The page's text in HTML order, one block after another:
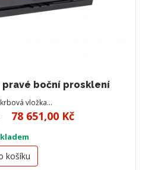
pravé boční prosklení
vložka…
78 651,00 Kč
košíku